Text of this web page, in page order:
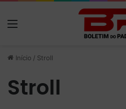
Início / Stroll
Stroll